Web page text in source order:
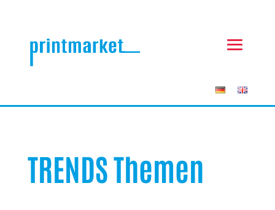
TRENDS Themen